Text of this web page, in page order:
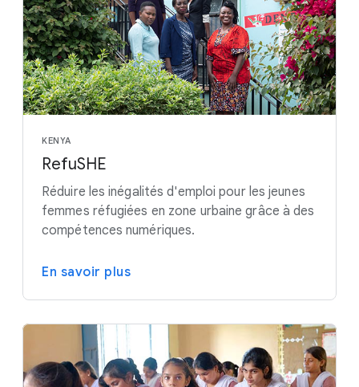
KENYA
RefuSHE
Réduire les inégalités d'emploi pour les jeunes
femmes réfugiées en zone urbaine grâce à des
compétences numériques.
En savoir plus